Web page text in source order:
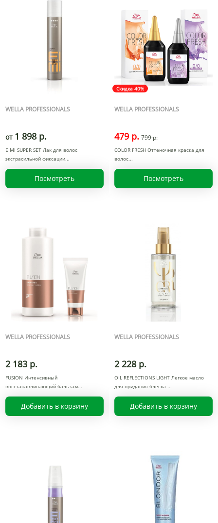
WELLA PROFESSIONALS
от 1 898 р.
EIMI SUPER SET Лак для волос
экстрасильной фиксации
Посмотреть
Скидка 40%
WELLA PROFESSIONALS
479 р. 799 р.
COLOR FRESH Оттеночная краска для
волос
Посмотреть
WELLA PROFESSIONALS
2 183 р.
FUSION Интенсивный
восстанавливающий бальзам
Добавить в корзину
WELLA PROFESSIONALS
2 228 р.
OIL REFLECTIONS LIGHT Легкое масло
для придания блеска
Добавить в корзину